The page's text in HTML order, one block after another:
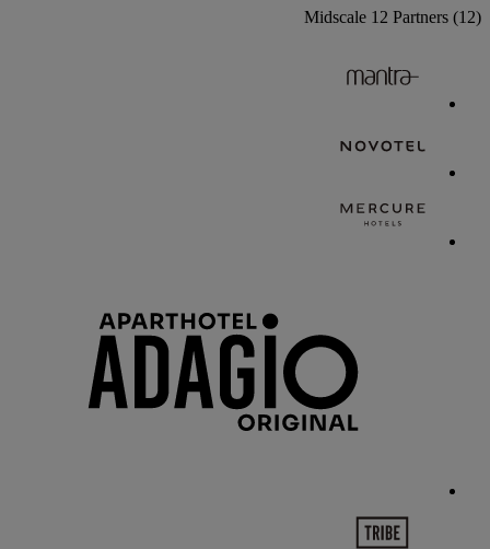
Midscale 12 Partners (12)